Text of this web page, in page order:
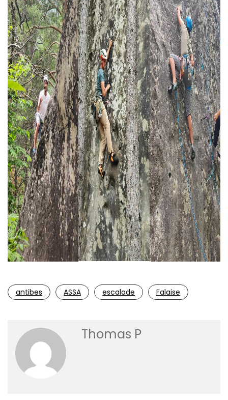
antibes ASSA escalade Falaise
Thomas P